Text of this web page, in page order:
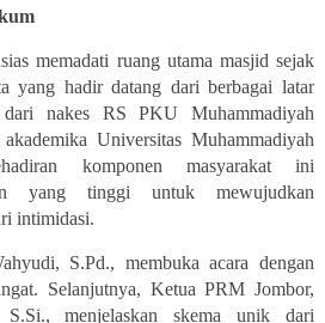
memadati ruang utama masjid sejak
yang hadir datang dari berbagai latar
nakes RS PKU Muhammadiyah
Universitas Muhammadiyah
komponen masyarakat ini
yang tinggi untuk mewujudkan
intimidasi.
S.Pd., membuka acara dengan
Selanjutnya, Ketua PRM Jombor,
menjelaskan skema unik dari